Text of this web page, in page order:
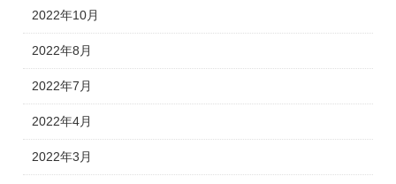
2022年10月
2022年8月
2022年7月
2022年4月
2022年3月